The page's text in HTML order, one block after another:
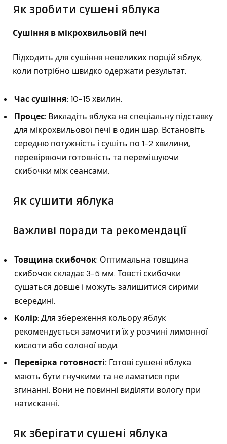
Як зробити сушені яблука
Сушіння в мікрохвильовій печі
Підходить для сушіння невеликих порцій яблук,
коли потрібно швидко одержати результат.
Час сушіння: 10-15 хвилин.
Процес: Викладіть яблука на спеціальну підставку
для мікрохвильової печі в один шар. Встановіть
середню потужність і сушіть по 1-2 хвилини,
перевіряючи готовність та перемішуючи
скибочки між сеансами.
Як сушити яблука
Важливі поради та рекомендації
Товщина скибочок: Оптимальна товщина
скибочок складає 3-5 мм. Товсті скибочки
сушаться довше і можуть залишитися сирими
всередині.
Колір: Для збереження кольору яблук
рекомендується замочити їх у розчині лимонної
кислоти або солоної води.
Перевірка готовності: Готові сушені яблука
мають бути гнучкими та не ламатися при
згинанні. Вони не повинні виділяти вологу при
натисканні.
Як зберігати сушені яблука